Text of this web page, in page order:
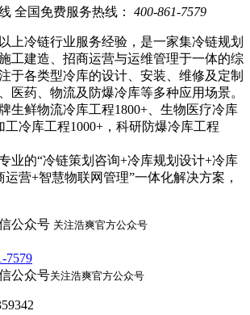
全国免费服务热线： 400-861-7579
上冷链行业服务经验，是一家集冷链规划
工建造、招商运营与运维管理于一体的综
于各类型冷库的设计、安装、维修及定制
医药、物流及防爆冷库等多种应用场景。
生鲜物流冷库工程1800+、生物医疗冷库
工冷库工程1000+，科研防爆冷库工程
业的“冷链策划咨询+冷库规划设计+冷库
营+智慧物联网管理”一体化解决方案，
关注浩爽官方公众号
7579
关注浩爽官方公众号